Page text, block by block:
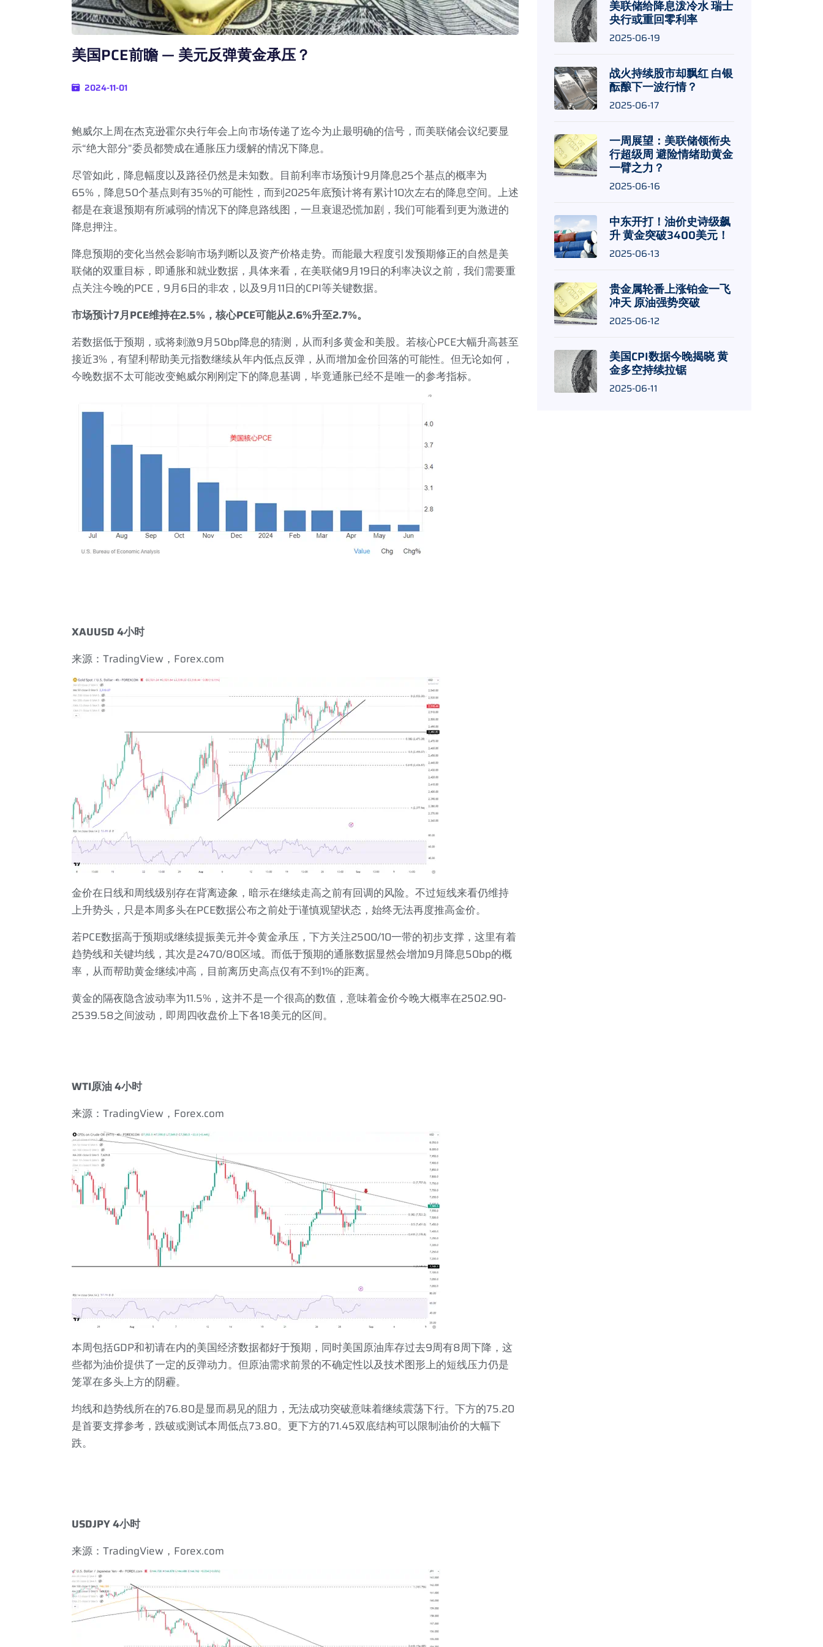
美国PCE前瞻 — 美元反弹黄金承压？
2024-11-01
鲍威尔上周在杰克逊霍尔央行年会上向市场传递了迄今为止最明确的信号，而美联储会议纪要显
示“绝大部分”委员都赞成在通胀压力缓解的情况下降息。
尽管如此，降息幅度以及路径仍然是未知数。目前利率市场预计9月降息25个基点的概率为
65% ，降息50个基点则有35%的可能性，而到2025年底预计将有累计10次左右的降息空间。上述
都是在衰退预期有所减弱的情况下的降息路线图，一旦衰退恐慌加剧，我们可能看到更为激进的
降息押注。
降息预期的变化当然会影响市场判断以及资产价格走势。而能最大程度引发预期修正的自然是美
联储的双重目标，即通胀和就业数据，具体来看，在美联储9月19日的利率决议之前，我们需要重
点关注今晚的PCE ， 9月6日的非农，以及9月11日的CPI等关键数据。
市场预计7月PCE维持在2.5% ，核心PCE可能从2.6%升至2.7%。
若数据低于预期，或将刺激9月50bp降息的猜测，从而利多黄金和美股。若核心PCE大幅升高甚至
接近3% ，有望利帮助美元指数继续从年内低点反弹，从而增加金价回落的可能性。但无论如何，
今晚数据不太可能改变鲍威尔刚刚定下的降息基调，毕竟通胀已经不是唯一的参考指标。
XAUUSD 4小时
来源： TradingView ， Forex.com
金价在日线和周线级别存在背离迹象，暗示在继续走高之前有回调的风险。不过短线来看仍维持
上升势头，只是本周多头在PCE数据公布之前处于谨慎观望状态，始终无法再度推高金价。
若PCE数据高于预期或继续提振美元并令黄金承压，下方关注2500/10一带的初步支撑，这里有着
趋势线和关键均线，其次是2470/80区域。而低于预期的通胀数据显然会增加9月降息50bp的概
率，从而帮助黄金继续冲高，目前离历史高点仅有不到1%的距离。
黄金的隔夜隐含波动率为11.5% ，这并不是一个很高的数值，意味着金价今晚大概率在2502.90-
2539.58之间波动，即周四收盘价上下各18美元的区间。
WTI原油4小时
来源： TradingView ， Forex.com
本周包括GDP和初请在内的美国经济数据都好于预期，同时美国原油库存过去9周有8周下降，这
些都为油价提供了一定的反弹动力。但原油需求前景的不确定性以及技术图形上的短线压力仍是
笼罩在多头上方的阴霾。
均线和趋势线所在的76.80是显而易见的阻力，无法成功突破意味着继续震荡下行。下方的75.20
是首要支撑参考，跌破或测试本周低点73.80。更下方的71.45双底结构可以限制油价的大幅下
跌。
USDJPY 4小时
来源： TradingView ， Forex.com
美联储给降息泼冷水 瑞士
央行或重回零利率
2025-06-19
战火持续股市却飘红 白银
酝酿下一波行情？
2025-06-17
一周展望：美联储领衔央
行超级周 避险情绪助黄金
一臂之力？
2025-06-16
中东开打！油价史诗级飙
升 黄金突破3400美元！
2025-06-13
贵金属轮番上涨铂金一飞
冲天 原油强势突破
2025-06-12
美国CPI数据今晚揭晓 黄
金多空持续拉锯
2025-06-11